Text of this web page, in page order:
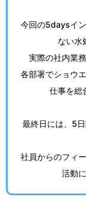
今回の5daysイ
ない水
実際の社内業
各部署でショウ
仕事を総
最終日には、5
社員からのフィ
活動